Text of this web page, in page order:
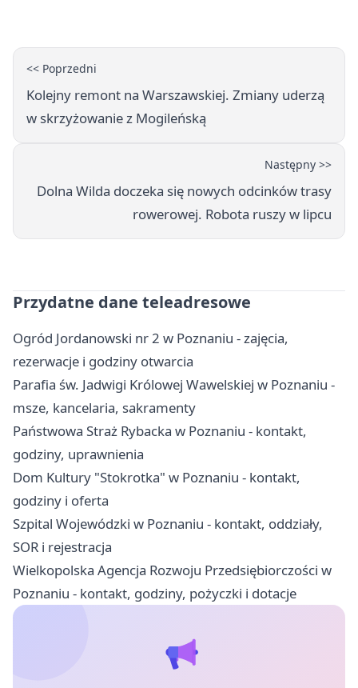
<< Poprzedni
Kolejny remont na Warszawskiej. Zmiany uderzą
w skrzyżowanie z Mogileńską
Następny >>
Dolna Wilda doczeka się nowych odcinków trasy
rowerowej. Robota ruszy w lipcu
Przydatne dane teleadresowe
Ogród Jordanowski nr 2 w Poznaniu - zajęcia,
rezerwacje i godziny otwarcia
Parafia św. Jadwigi Królowej Wawelskiej w Poznaniu -
msze, kancelaria, sakramenty
Państwowa Straż Rybacka w Poznaniu - kontakt,
godziny, uprawnienia
Dom Kultury "Stokrotka" w Poznaniu - kontakt,
godziny i oferta
Szpital Wojewódzki w Poznaniu - kontakt, oddziały,
SOR i rejestracja
Wielkopolska Agencja Rozwoju Przedsiębiorczości w
Poznaniu - kontakt, godziny, pożyczki i dotacje